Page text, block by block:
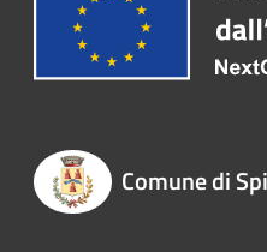
Comune di